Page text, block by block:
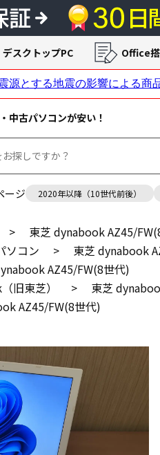
中古パソコンが安い！
ージ 2020年以降（10世代前後）
デスクトップPC Office
>
東芝 dynabook AZ45/
ソコン >
東芝 dynabook
AZ45/FW(8世代)
旧東芝） >
東芝
AZ45/FW(8世代)